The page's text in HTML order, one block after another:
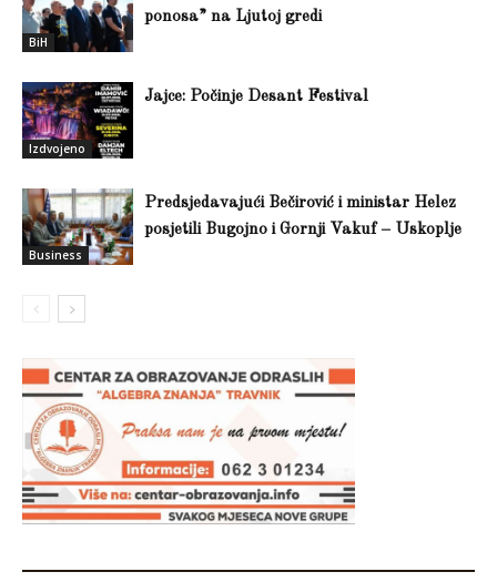
BiH
ponosa” na Ljutoj gredi
Izdvojeno
Jajce: Počinje Desant Festival
Business
Predsjedavajući Bečirović i ministar Helez
posjetili Bugojno i Gornji Vakuf – Uskoplje